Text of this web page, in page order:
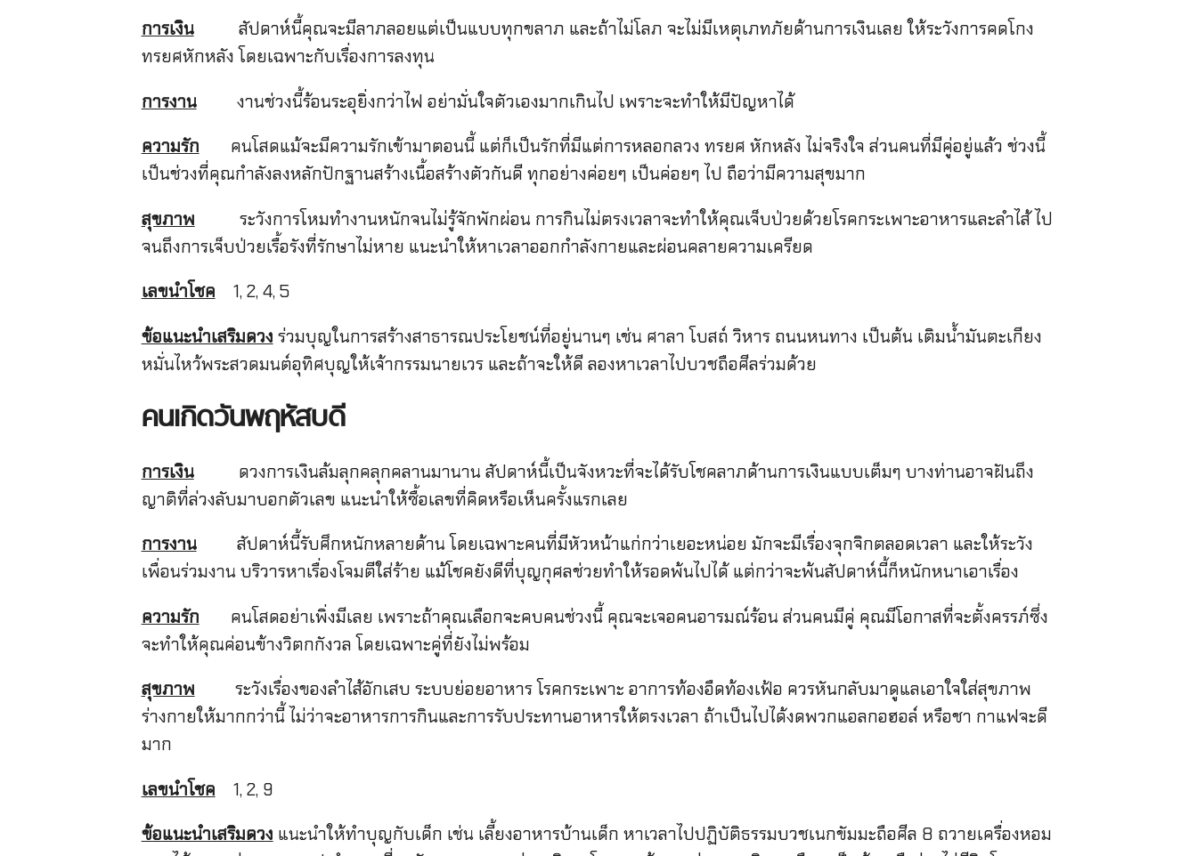
การเงินสัปดาห์นี้คุณจะมีลาภลอยแต่เป็นแบบทุกขลาภ และถ้าไม่โลภ จะไม่มีเหตุเภทภัยด้านการเงินเลย ให้ระวังการคดโกง
ทรยศหักหลัง โดยเฉพาะกับเรื่องการลงทุน
การงานงานช่วงนี้ร้อนระอุยิ่งกว่าไฟ อย่ามั่นใจตัวเองมากเกินไป เพราะจะทำให้มีปัญหาได้
ความรัก คนโสดแม้จะมีความรักเข้ามาตอนนี้ แต่ก็เป็นรักที่มีแต่การหลอกลวง ทรยศ หักหลัง ไม่จริงใจ ส่วนคนที่มีคู่อยู่แล้ว ช่วงนี้
เป็นช่วงที่คุณกำลังลงหลักปักฐานสร้างเนื้อสร้างตัวกันดี ทุกอย่างค่อยๆ เป็นค่อยๆ ไป ถือว่ามีความสุขมาก
สุขภาพ ระวังการโหมทำงานหนักจนไม่รู้จักพักผ่อน การกินไม่ตรงเวลาจะทำให้คุณเจ็บป่วยด้วยโรคกระเพาะอาหารและลำไส้ ไป
จนถึงการเจ็บป่วยเรื้อรังที่รักษาไม่หาย แนะนำให้หาเวลาออกกำลังกายและผ่อนคลายความเครียด
เลขนำโชค 1, 2, 4, 5
ข้อแนะนำเสริมดวง ร่วมบุญในการสร้างสาธารณประโยชน์ที่อยู่นานๆ เช่น ศาลา โบสถ์ วิหาร ถนนหนทาง เป็นต้น เติมน้ำมันตะเกียง
หมั่นไหว้พระสวดมนต์อุทิศบุญให้เจ้ากรรมนายเวร และถ้าจะให้ดี ลองหาเวลาไปบวชถือศีลร่วมด้วย
คนเกิดวันพฤหัสบดี
การเงินดวงการเงินล้มลุกคลุกคลานมานาน สัปดาห์นี้เป็นจังหวะที่จะได้รับโชคลาภด้านการเงินแบบเต็มๆ บางท่านอาจฝันถึง
ญาติที่ล่วงลับมาบอกตัวเลข แนะนำให้ซื้อเลขที่คิดหรือเห็นครั้งแรกเลย
การงานสัปดาห์นี้รับศึกหนักหลายด้าน โดยเฉพาะคนที่มีหัวหน้าแก่กว่าเยอะหน่อย มักจะมีเรื่องจุกจิกตลอดเวลา และให้ระวัง
เพื่อนร่วมงาน บริวารหาเรื่องโจมตีใส่ร้าย แม้โชคยังดีที่บุญกุศลช่วยทำให้รอดพ้นไปได้ แต่กว่าจะพ้นสัปดาห์นี้ก็หนักหนาเอาเรื่อง
ความรัก คนโสดอย่าเพิ่งมีเลย เพราะถ้าคุณเลือกจะคบคนช่วงนี้ คุณจะเจอคนอารมณ์ร้อน ส่วนคนมีคู่ คุณมีโอกาสที่จะตั้งครรภ์ซึ่ง
จะทำให้คุณค่อนข้างวิตกกังวล โดยเฉพาะคู่ที่ยังไม่พร้อม
สุขภาพ ระวังเรื่องของลำไส้อักเสบ ระบบย่อยอาหาร โรคกระเพาะ อาการท้องอืดท้องเฟ้อ ควรหันกลับมาดูแลเอาใจใส่สุขภาพ
ร่างกายให้มากกว่านี้ ไม่ว่าจะอาหารการกินและการรับประทานอาหารให้ตรงเวลา ถ้าเป็นไปได้งดพวกแอลกอฮอล์ หรือชา กาแฟจะดี
มาก
เลขนำโชค 1, 2, 9
ข้อแนะนำเสริมดวง แนะนำให้ทำบุญกับเด็ก เช่น เลี้ยงอาหารบ้านเด็ก หาเวลาไปปฏิบัติธรรมบวชเนกขัมมะถือศีล 8 ถวายเครื่องหอม